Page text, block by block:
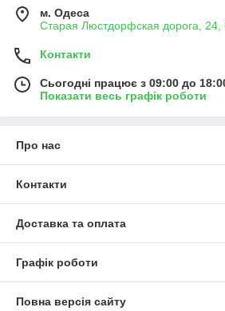
м. Одеса
Старая Люстдорфская дорога, 24,
Контакти
Сьогодні працює з 09:00 до
Показати весь графік роботи
Про нас
Контакти
Доставка та оплата
Графік роботи
Повна версія сайту